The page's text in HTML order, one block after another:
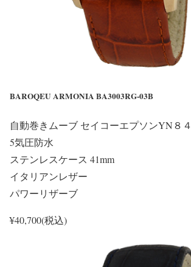
BAROQEU ARMONIA BA3003RG-03B
自動巻きムーブ セイコーエプソンYN８４
5気圧防水
ステンレスケース 41mm
イタリアンレザー
パワーリザーブ
¥40,700(税込)